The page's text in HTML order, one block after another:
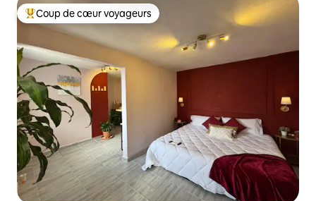
Coups de cœur voyageurs les plus appréciés
Coup de cœur voyageurs